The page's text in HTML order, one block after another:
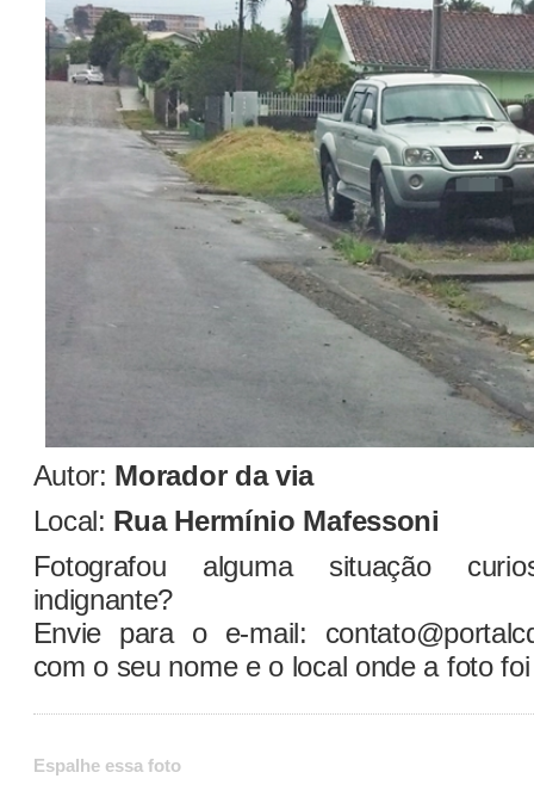
Autor: Morador da via
Local: Rua Hermínio Mafessoni
Fotografou alguma situação
indignante?
Envie para o e-mail:
com o seu nome e o local onde a foto
Espalhe essa foto